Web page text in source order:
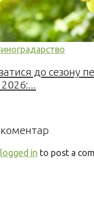
до сезону
logged in to post a